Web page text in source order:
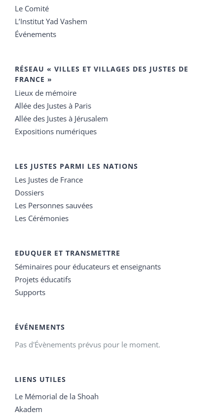
Le Comité
L’Institut Yad Vashem
Événements
RÉSEAU « VILLES ET VILLAGES DES JUSTES DE
FRANCE »
Lieux de mémoire
Allée des Justes à Paris
Allée des Justes à Jérusalem
Expositions numériques
LES JUSTES PARMI LES NATIONS
Les Justes de France
Dossiers
Les Personnes sauvées
Les Cérémonies
EDUQUER ET TRANSMETTRE
Séminaires pour éducateurs et enseignants
Projets éducatifs
Supports
ÉVÉNEMENTS
Pas d'Évènements prévus pour le moment.
LIENS UTILES
Le Mémorial de la Shoah
Akadem